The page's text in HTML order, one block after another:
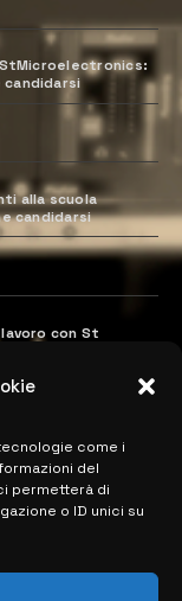
come i
del
permetterà di
o ID unici su
StMicroelectronics:
alla scuola
candidarsi
con St